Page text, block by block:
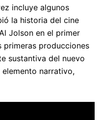
incluye algunos
la historia del cine
Jolson en el primer
primeras producciones
sustantiva del nuevo
narrativo,